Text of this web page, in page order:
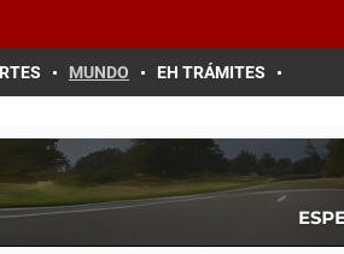
MUNDO EH TRÁMITES